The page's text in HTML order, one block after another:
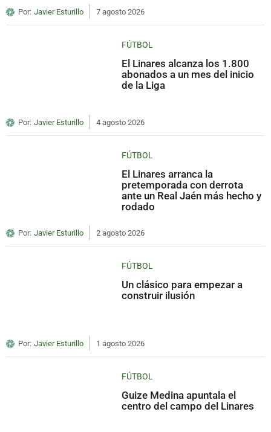
Por: Javier Esturillo 7 agosto 2026
FÚTBOL
El Linares alcanza los 1.800
abonados a un mes del inicio
de la Liga
Por: Javier Esturillo 4 agosto 2026
FÚTBOL
El Linares arranca la
pretemporada con derrota
ante un Real Jaén más hecho y
rodado
Por: Javier Esturillo 2 agosto 2026
FÚTBOL
Un clásico para empezar a
construir ilusión
Por: Javier Esturillo 1 agosto 2026
FÚTBOL
Guize Medina apuntala el
centro del campo del Linares